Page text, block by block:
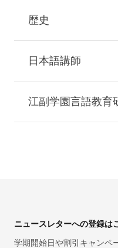
歴史
日本語講師
江副学園言語教育
ニュースレターへの登録は
学期開始日や割引キャンペ